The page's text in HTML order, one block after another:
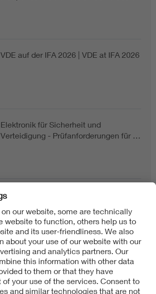
VDE auf der IFA 2026 | VDE at IFA 2026
Elektronik für Sicherheit und
Verteidigung - Prüfanforderungen für …